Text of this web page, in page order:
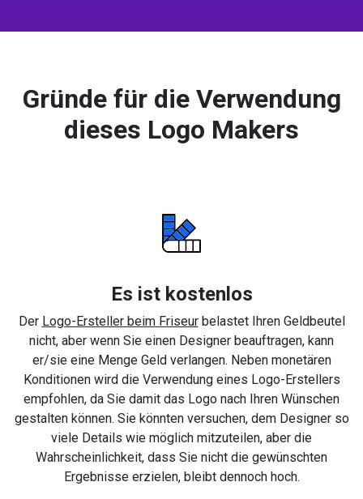
Gründe für die Verwendung
dieses Logo Makers
Es ist kostenlos
Der Logo-Ersteller beim Friseurbelastet Ihren Geldbeutel
nicht, aber wenn Sie einen Designer beauftragen, kann
er/sie eine Menge Geld verlangen. Neben monetären
Konditionen wird die Verwendung eines Logo-Erstellers
empfohlen, da Sie damit das Logo nach Ihren Wünschen
gestalten können. Sie könnten versuchen, dem Designer so
viele Details wie möglich mitzuteilen, aber die
Wahrscheinlichkeit, dass Sie nicht die gewünschten
Ergebnisse erzielen, bleibt dennoch hoch.